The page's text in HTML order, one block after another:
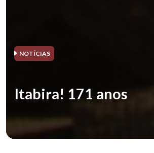
NOTÍCIAS
Itabira! 171 anos